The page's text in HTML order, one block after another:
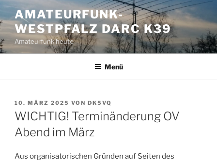
Inhalt
springen
AMATEURFUNK-
WESTPFALZ DARC K39
Amateurfunk heute
Menü
VERÖFFENTLICHT
AM
10. MÄRZ 2025 VON DK5VQ
WICHTIG! Terminänderung OV
Abend im März
Aus organisatorischen Gründen auf Seiten des